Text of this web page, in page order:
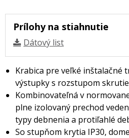
Prílohy na stiahnutie
Dátový list
Krabica pre veľké inštalačné
výstupky s rozstupom
Kombinovateľná v
plne izolovaný prechod
typy debnenia a protiľahlé
So stupňom krytia IP30,